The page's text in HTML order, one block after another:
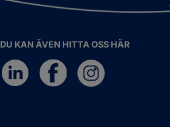
DU KAN ÄVEN HITTA OSS HÄR